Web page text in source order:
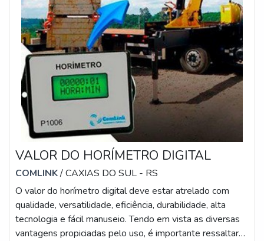
VALOR DO HORÍMETRO DIGITAL
COMLINK/ CAXIAS DO SUL - RS
O valor do horímetro digital deve estar atrelado com
qualidade, versatilidade, eficiência, durabilidade, alta
tecnologia e fácil manuseio. Tendo em vista as diversas
vantagens propiciadas pelo uso, é importante ressaltar